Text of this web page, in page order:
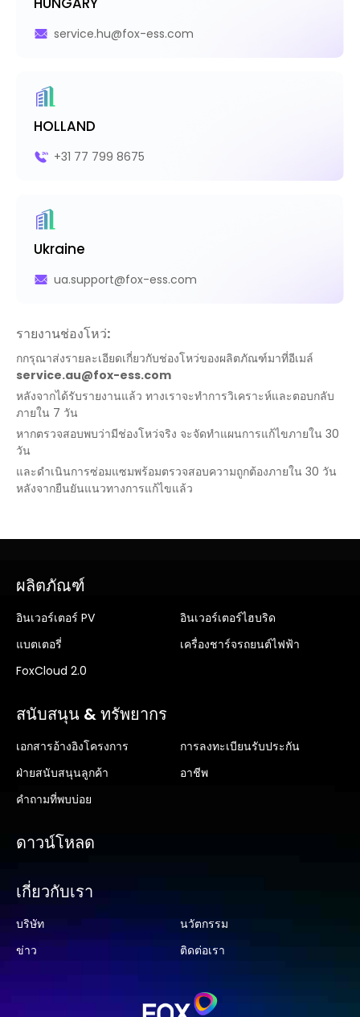
service.hu@fox-ess.com
HOLLAND
+31 77 799 8675
Ukraine
ua.support@fox-ess.com
รายงานช่องโหว่:
กกรุณาส่งรายละเอียดเกี่ยวกับช่องโหว่ของผลิตภัณฑ์มาที่อีเมล์
service.au@fox-ess.com
หลังจากได้รับรายงานแล้ว ทางเราจะทำการวิเคราะห์และตอบกลับ
ภายใน 7 วัน
หากตรวจสอบพบว่ามีช่องโหว่จริง จะจัดทำแผนการแก้ไขภายใน 30
วัน
และดำเนินการซ่อมแซมพร้อมตรวจสอบความถูกต้องภายใน 30 วัน
หลังจากยืนยันแนวทางการแก้ไขแล้ว
ผลิตภัณฑ์
อินเวอร์เตอร์ PV
อินเวอร์เตอร์ไฮบริด
แบตเตอรี่
เครื่องชาร์จรถยนต์ไฟฟ้า
FoxCloud 2.0
สนับสนุน & ทรัพยากร
เอกสารอ้างอิงโครงการ
การลงทะเบียนรับประกัน
ฝ่ายสนับสนุนลูกค้า
อาชีพ
คำถามที่พบบ่อย
ดาวน์โหลด
เกี่ยวกับเรา
บริษัท
นวัตกรรม
ข่าว
ติดต่อเรา